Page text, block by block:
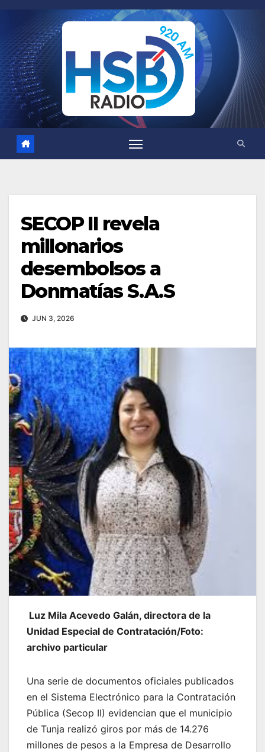
contenido
SECOP II revela
millonarios
desembolsos a
Donmatías S.A.S
JUN 3, 2026
Luz Mila Acevedo Galán, directora de la
Unidad Especial de Contratación/Foto:
archivo particular
Una serie de documentos oficiales publicados
en el Sistema Electrónico para la Contratación
Pública (Secop II) evidencian que el municipio
de Tunja realizó giros por más de 14.276
millones de pesos a la Empresa de Desarrollo